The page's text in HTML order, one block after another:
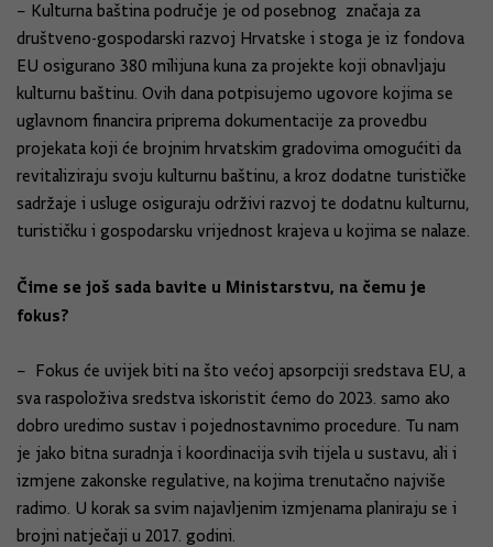
– Kulturna baština područje je od posebnog značaja za
društveno-gospodarski razvoj Hrvatske i stoga je iz fondova
EU osigurano 380 milijuna kuna za projekte koji obnavljaju
kulturnu baštinu. Ovih dana potpisujemo ugovore kojima se
uglavnom financira priprema dokumentacije za provedbu
projekata koji će brojnim hrvatskim gradovima omogućiti da
revitaliziraju svoju kulturnu baštinu, a kroz dodatne turističke
sadržaje i usluge osiguraju održivi razvoj te dodatnu kulturnu,
turističku i gospodarsku vrijednost krajeva u kojima se nalaze.
Čime se još sada bavite u Ministarstvu, na čemu je
fokus?
– Fokus će uvijek biti na što većoj apsorpciji sredstava EU, a
sva raspoloživa sredstva iskoristit ćemo do 2023. samo ako
dobro uredimo sustav i pojednostavnimo procedure. Tu nam
je jako bitna suradnja i koordinacija svih tijela u sustavu, ali i
izmjene zakonske regulative, na kojima trenutačno najviše
radimo. U korak sa svim najavljenim izmjenama planiraju se i
brojni natječaji u 2017. godini.